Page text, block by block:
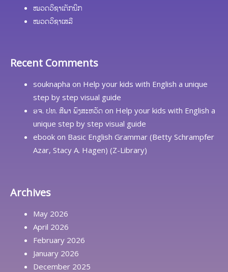
ໝວດວິຊາເຕັກນິກ
ໝວດວິຊາເສລີ
Recent Comments
souknapha on Help your kids with English a unique
step by step visual guide
ອຈ. ປທ. ສີພາ ພົງສະຫວັດ on Help your kids with English a
unique step by step visual guide
ebook on Basic English Grammar (Betty Schrampfer
Azar, Stacy A. Hagen) (Z-Library)
Archives
May 2026
April 2026
February 2026
January 2026
December 2025